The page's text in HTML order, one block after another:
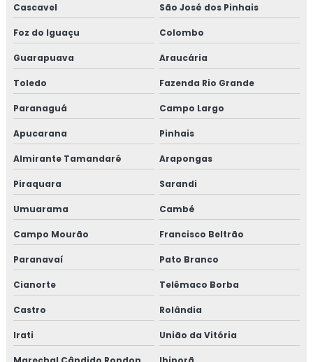
Cascavel São José dos Pinhais
Foz do Iguaçu Colombo
Guarapuava Araucária
Toledo Fazenda Rio Grande
Paranaguá Campo Largo
Apucarana Pinhais
Almirante Tamandaré Arapongas
Piraquara Sarandi
Umuarama Cambé
Campo Mourão Francisco Beltrão
Paranavaí Pato Branco
Cianorte Telêmaco Borba
Castro Rolândia
Irati União da Vitória